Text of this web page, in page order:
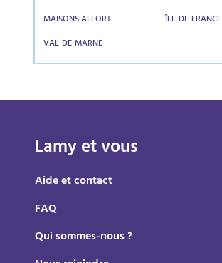
MAISONS ALFORT
VAL-DE-MARNE
ÎLE-DE-FRANCE
Lamy et vous
Aide et contact
FAQ
Qui sommes-nous ?